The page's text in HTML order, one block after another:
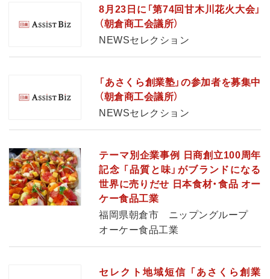
8月23日に「第74回甘木川花火大会」
（朝倉商工会議所）
NEWSセレクション
「あさくら創業塾」の参加者を募集中
（朝倉商工会議所）
NEWSセレクション
テーマ別企業事例 日商創立100周年
記念 「品質と味」がブランドになる
世界に売りだせ 日本食材・食品 オー
ケー食品工業
福岡県朝倉市 ニップングループ
オーケー食品工業
セレクト地域短信 「あさくら創業